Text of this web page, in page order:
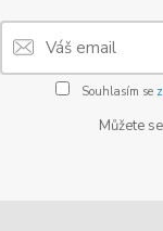
Souhlasím se
Můžete